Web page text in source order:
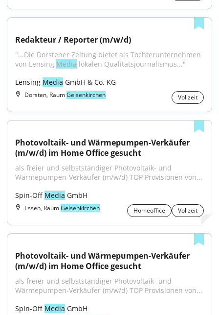
Redakteur / Reporter (m/w/d)
"...Die Dorstener Zeitung bietet als Tochterunternehmen
von Lensing Media lokalen Qualitätsjournalismus..."
Lensing Media GmbH & Co. KG
Dorsten, RaumGelsenkirchen Vollzeit
Photovoltaik- und Wärmepumpen-Verkäufer
(m/w/d) im Home Office gesucht
als freier und selbstständiger Photovoltaik- und
Wärmepumpen-Verkäufer (m/w/d) TOP Provisionen von...
Spin-Off Media GmbH
Essen, RaumGelsenkirchen Homeoffice Vollzeit
Photovoltaik- und Wärmepumpen-Verkäufer
(m/w/d) im Home Office gesucht
als freier und selbstständiger Photovoltaik- und
Wärmepumpen-Verkäufer (m/w/d) TOP Provisionen von...
Spin-Off Media GmbH